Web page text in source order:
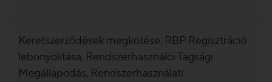
Keretszerződések megkötése: RBP Regisztráció
lebonyolítása, Rendszerhasználói Tagsági
Megállapodás, Rendszerhasználati